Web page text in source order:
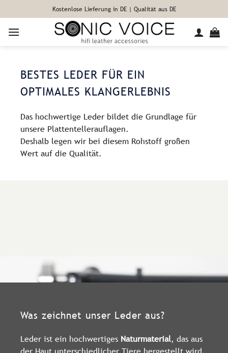
Inhalt
springen
Kostenlose Lieferung in DE | Qualität aus DE
BESTES LEDER FÜR EIN
OPTIMALES KLANGERLEBNIS
Das hochwertige Leder bildet die Grundlage für
unsere Plattentellerauflagen.
Deshalb legen wir bei diesem Rohstoff großen
Wert auf die Qualität.
Was zeichnet unser Leder aus?
Leder ist ein hochwertiges Naturmaterial, das aus